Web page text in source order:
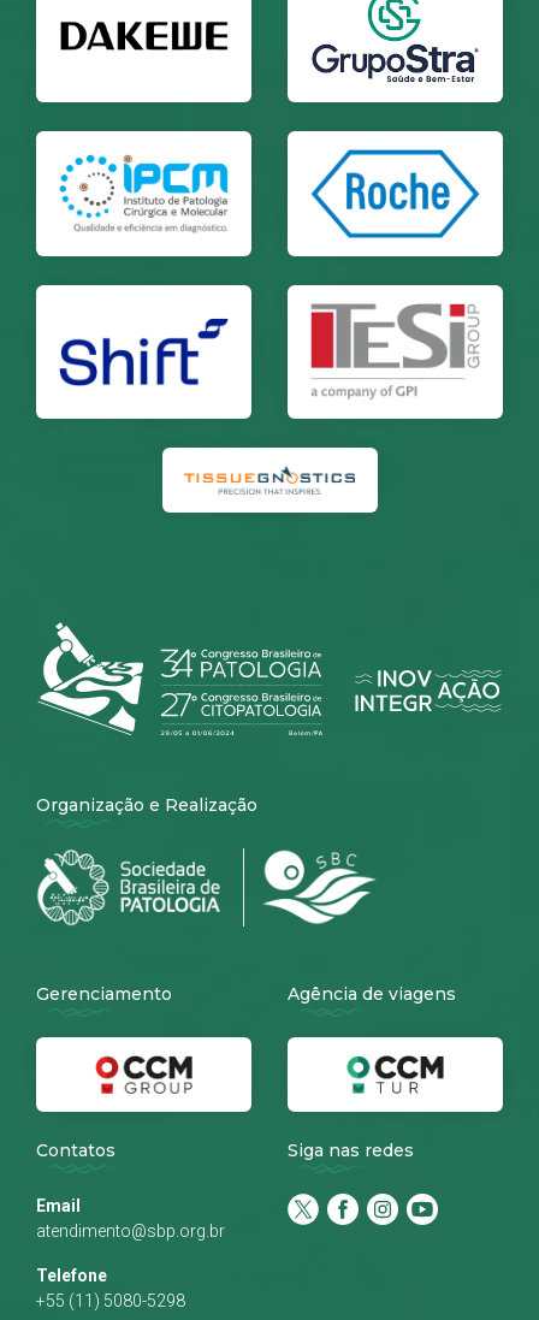
Organização e Realização
Gerenciamento Agência de viagens
Contatos
Email
atendimento@sbp.org.br
Telefone
+55 (11) 5080-5298
Siga nas redes